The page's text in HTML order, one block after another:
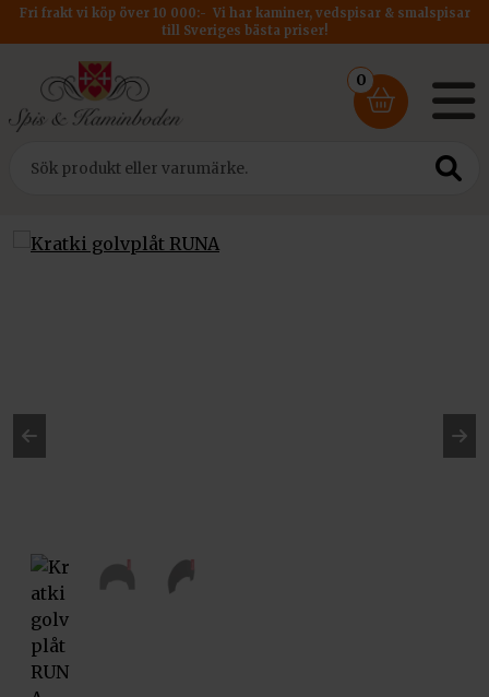
Fri frakt vi köp över 10 000:- Vi har kaminer, vedspisar & smalspisar
till Sveriges bästa priser!
0